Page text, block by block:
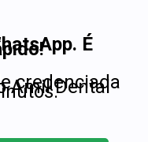
É
credenciada
Amil Dental